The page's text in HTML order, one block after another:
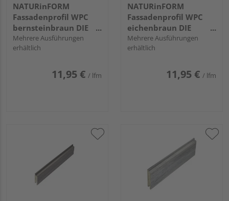
NATURinFORM
Fassadenprofil WPC
bernsteinbraun DIE
GESTALTENDE -
103x17mm
Mehrere Ausführungen
erhältlich
11,95 € / lfm
NATURinFORM
Fassadenprofil WPC
eichenbraun DIE
GESTALTENDE -
103x17mm
Mehrere Ausführungen
erhältlich
11,95 € / lfm